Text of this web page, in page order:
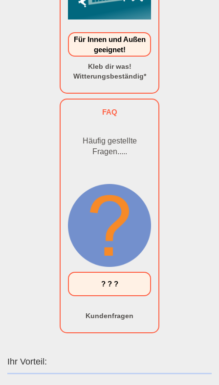
Für Innen und Außen
geeignet!
Kleb dir was!
Witterungsbeständig*
FAQ
Häufig gestellte
Fragen.....
? ? ?
Kundenfragen
Ihr Vorteil: